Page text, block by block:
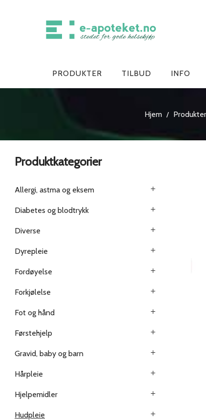
PRODUKTER TILBUD INFO
Hjem / Produkter
Produktkategorier
Allergi, astma og eksem
Diabetes og blodtrykk
Diverse
Dyrepleie
Fordøyelse
Forkjølelse
Fot og hånd
Førstehjelp
Gravid, baby og barn
Hårpleie
Hjelpemidler
Hudpleie